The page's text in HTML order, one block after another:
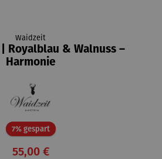
Waidzeit
Royalblau & Walnuss –
Harmonie
7% gespartRabatt
55,00 €